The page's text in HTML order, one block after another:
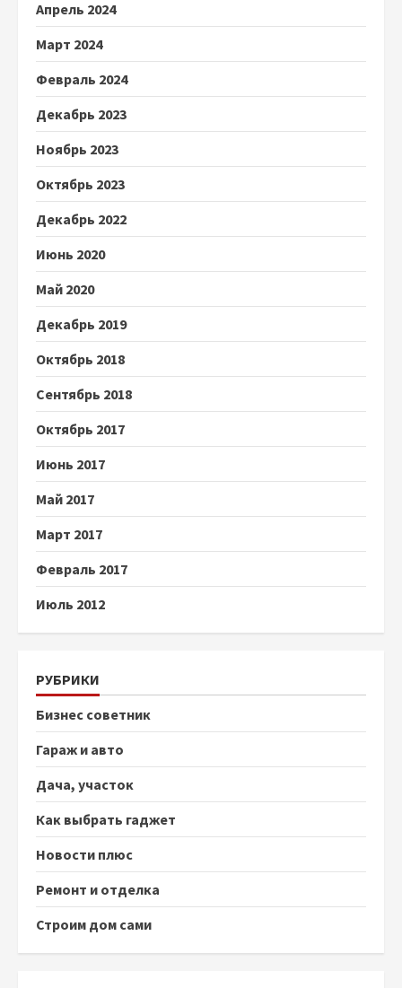
Апрель 2024
Март 2024
Февраль 2024
Декабрь 2023
Ноябрь 2023
Октябрь 2023
Декабрь 2022
Июнь 2020
Май 2020
Декабрь 2019
Октябрь 2018
Сентябрь 2018
Октябрь 2017
Июнь 2017
Май 2017
Март 2017
Февраль 2017
Июль 2012
РУБРИКИ
Бизнес советник
Гараж и авто
Дача, участок
Как выбрать гаджет
Новости плюс
Ремонт и отделка
Строим дом сами